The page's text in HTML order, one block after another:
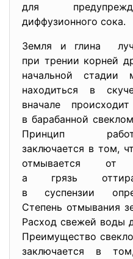
для
диффузионного сока.
Земля и глина
при трении корней
начальной стадии
находиться в
вначале
в барабанной
Принцип
заключается в том,
отмывается
а грязь
в суспензии
Степень отмывания
Расход свежей воды
Преимущество
заключается в